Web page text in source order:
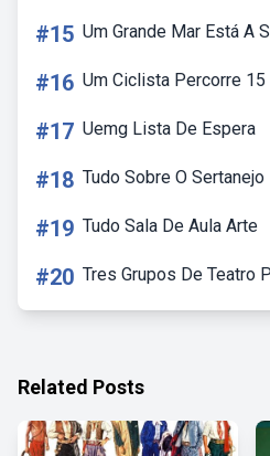
#15 Um Grande Mar Está A
#16 Um Ciclista Percorre
#17 Uemg Lista De Espera
#18 Tudo Sobre O Sertanejo
#19 Tudo Sala De Aula Arte
#20 Tres Grupos De Teatro
Related Posts